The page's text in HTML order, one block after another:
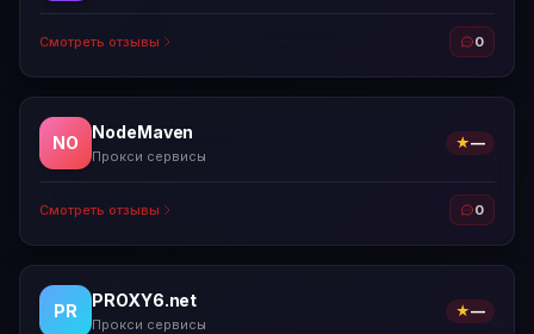
Смотреть отзывы 0
NO
NodeMaven
Прокси сервисы
★—
Смотреть отзывы 0
PR
PROXY6.net
Прокси сервисы
★—